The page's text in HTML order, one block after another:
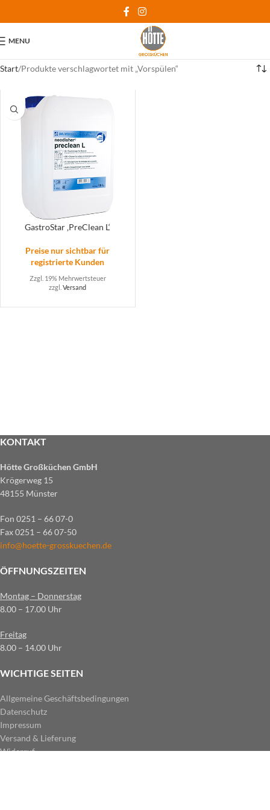
MENU
Start Produkte verschlagwortet mit „Vorspülen“
GastroStar ‚PreClean L‘
Preise nur sichtbar für
registrierte Kunden
Zzgl. 19% Mehrwertsteuer
zzgl.Versand
KONTAKT
Hötte Großküchen GmbH
Krögerweg 15
48155 Münster
Fon 0251 – 66 07-0
Fax 0251 – 66 07-50
info@hoette-grosskuechen.de
ÖFFNUNGSZEITEN
Montag – Donnerstag
8.00 – 17.00 Uhr
Freitag
8.00 – 14.00 Uhr
WICHTIGE SEITEN
Allgemeine Geschäftsbedingungen
Datenschutz
Impressum
Versand & Lieferung
Widerruf